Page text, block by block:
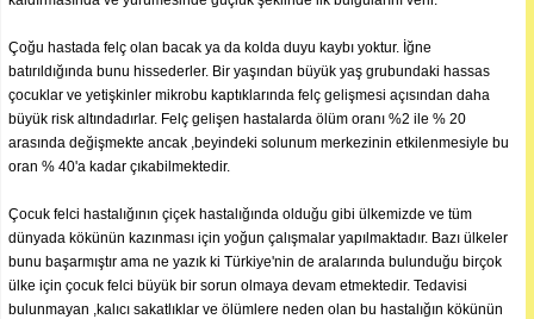
Çoğu hastada felç olan bacak ya da kolda duyu kaybı yoktur. İğne
batırıldığında bunu hissederler. Bir yaşından büyük yaş grubundaki hassas
çocuklar ve yetişkinler mikrobu kaptıklarında felç gelişmesi açısından daha
büyük risk altındadırlar. Felç gelişen hastalarda ölüm oranı %2 ile % 20
arasında değişmekte ancak ,beyindeki solunum merkezinin etkilenmesiyle bu
oran % 40'a kadar çıkabilmektedir.
Çocuk felci hastalığının çiçek hastalığında olduğu gibi ülkemizde ve tüm
dünyada kökünün kazınması için yoğun çalışmalar yapılmaktadır. Bazı ülkeler
bunu başarmıştır ama ne yazık ki Türkiye'nin de aralarında bulunduğu birçok
ülke için çocuk felci büyük bir sorun olmaya devam etmektedir. Tedavisi
bulunmayan ,kalıcı sakatlıklar ve ölümlere neden olan bu hastalığın kökünün